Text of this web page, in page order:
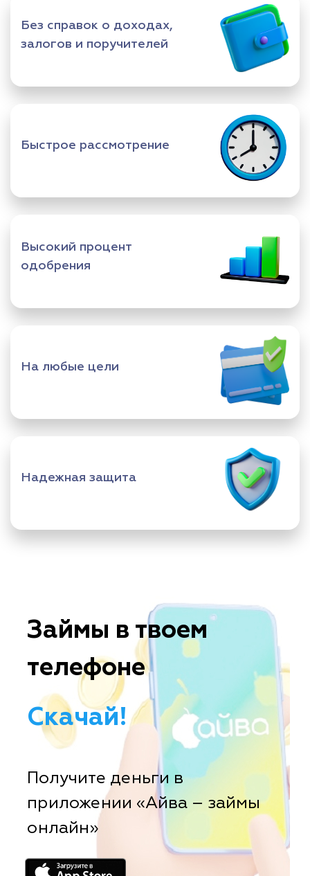
Без справок о доходах,
залогов и поручителей
Быстрое рассмотрение
Высокий процент
одобрения
На любые цели
Надежная защита
Займы в твоем
телефоне
Скачай!
Получите деньги в
приложении «Айва – займы
онлайн»